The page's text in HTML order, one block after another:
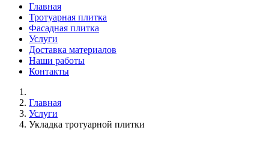
Главная
Тротуарная плитка
Фасадная плитка
Услуги
Доставка материалов
Наши работы
Контакты
Главная
Услуги
Укладка тротуарной плитки